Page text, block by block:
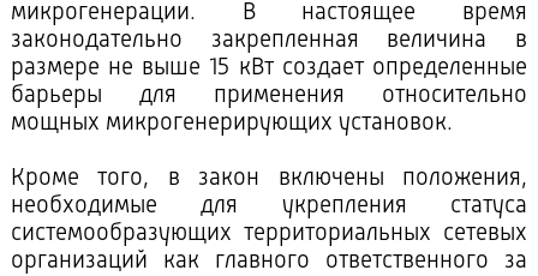
микрогенерации. В настоящее время
законодательно закрепленная величина в
размере не выше 15 кВт создает определенные
барьеры для применения относительно
мощных микрогенерирующих установок.
Кроме того, в закон включены положения,
необходимые для укрепления статуса
системообразующих территориальных сетевых
организаций как главного ответственного за